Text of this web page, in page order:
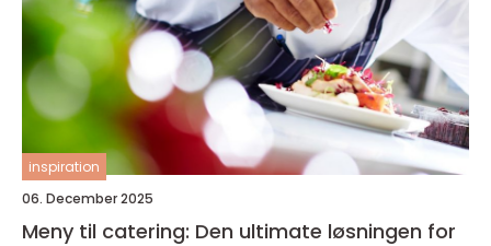
inspiration
06. December 2025
Meny til catering: Den ultimate løsningen for